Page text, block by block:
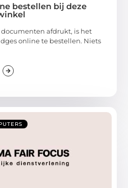
bestellen bij deze
afdrukt, is het
online te bestellen. Niets